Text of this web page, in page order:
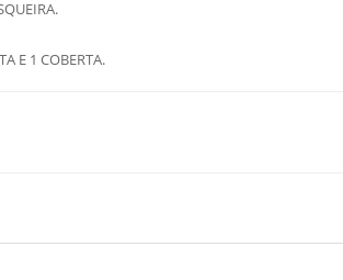
E 1 COBERTA.